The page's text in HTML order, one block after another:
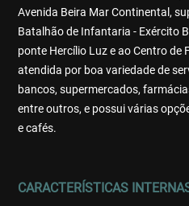
Avenida Beira Mar Continental,
Batalhão de Infantaria - Exército
ponte Hercílio Luz e ao Centro de
atendida por boa variedade de
bancos, supermercados,
entre outros, e possui várias
e cafés.
CARACTERÍSTICAS